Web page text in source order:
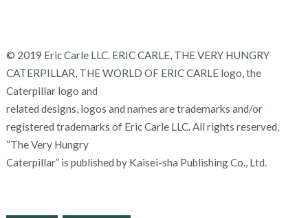
© 2019 Eric Carle LLC. ERIC CARLE, THE VERY HUNGRY
CATERPILLAR, THE WORLD OF ERIC CARLE logo, the
Caterpillar logo and
related designs, logos and names are trademarks and/or
registered trademarks of Eric Carle LLC. All rights reserved,
“The Very Hungry
Caterpillar” is published by Kaisei-sha Publishing Co., Ltd.